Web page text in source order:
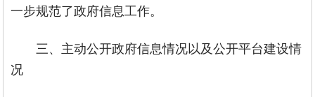
一步规范了政府信息工作。
三、主动公开政府信息情况以及公开平台建设情
况